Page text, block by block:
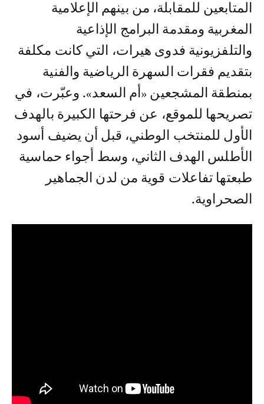
المتابعين للمقابلة، من بينهم الإعلامية
المغربية ومقدمة البرامج الإذاعية
والتلفزيونية فدوى هيرات، التي كانت مكلفة
بتقديم فقرات السهرة الرياضية والفنية
بمنطقة المشجعين «أم السعد». وعبّرت، في
تصريحها للموقع، عن فرحتها الكبيرة بالهدف
الأول للمنتخب الوطني، قبل أن يضيف أسود
الأطلس الهدف الثاني، وسط أجواء حماسية
طبعتها تفاعلات قوية من لدن الجماهير
الصحراوية.